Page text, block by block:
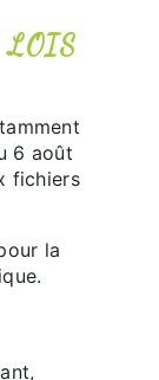
6 août
fichiers
la